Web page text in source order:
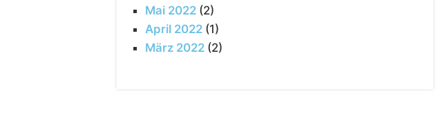
Mai 2022(2)
April 2022(1)
März 2022(2)